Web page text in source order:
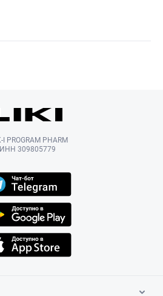
I PROGRAM PHARM
ИНН 309805779